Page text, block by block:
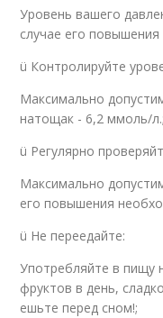
Уровень вашего
случае его
ü Контролируйте
Максимально
натощак - 6,2 ммоль/л.;
ü Регулярно
Максимально
его повышения
ü Не переедайте:
Употребляйте в пищу
фруктов в день,
ешьте перед сном!;